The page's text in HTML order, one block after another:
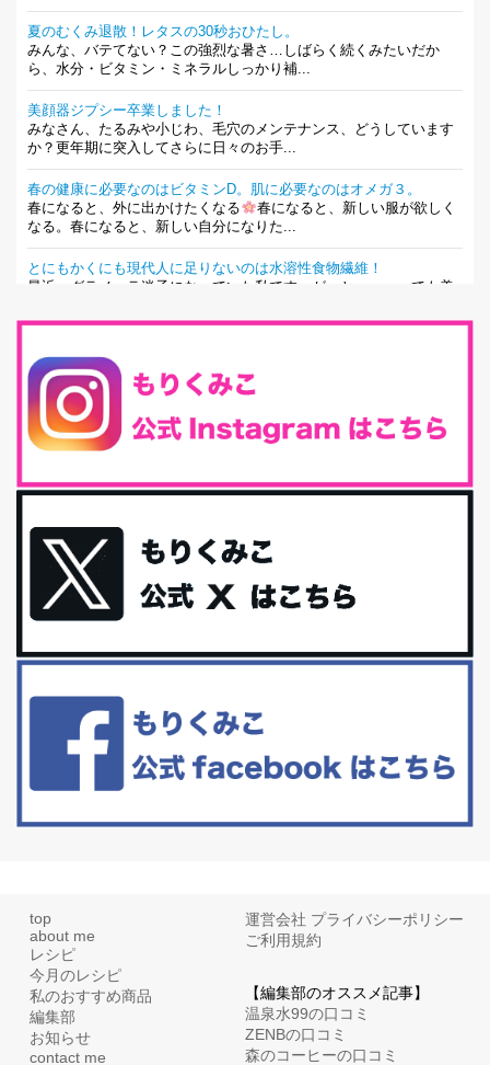
夏のむくみ退散！レタスの30秒おひたし。
みんな、バテてない？この強烈な暑さ…しばらく続くみたいだか
ら、水分・ビタミン・ミネラルしっかり補...
美顔器ジプシー卒業しました！
みなさん、たるみや小じわ、毛穴のメンテナンス、どうしています
か？更年期に突入してさらに日々のお手...
春の健康に必要なのはビタミンD。肌に必要なのはオメガ３。
春になると、外に出かけたくなる
春になると、新しい服が欲しく
なる。春になると、新しい自分になりた...
とにもかくにも現代人に足りないのは水溶性食物繊維！
最近、グラノーラ迷子になっていた私です。が、と〜〜〜っても美
腸内環境を整えることは、健康維持の中でいっちばん大事！だと私
は思っています。 ヒトの免...
iHerb特大セール終了間近！みんな何買う？
最近お風呂上がりの炭酸水をシリカシリカにしているんだけど確か
今回は、最近毎回定期的に購入している「楽天ふるさと納税」の返
礼品トップ５を紹介します。今までいろ...
更年期を穏やかに乗りきるために今できる５つのこと。
アラフィフからの体と心の整え方。 私も気づけばアラフィフ、これ
といった更年期症状はまだ...
白髪・美容・免疫力、現代人に足りないのは海藻！
リーブオイルorごま油をたらす。&n...
top
about me
レシピ
今月のレシピ
私のおすすめ商品
編集部
お知らせ
contact me
運営会社 プライバシーポリシー
ご利用規約
【編集部のオススメ記事】
温泉水99の口コミ
ZENBの口コミ
森のコーヒーの口コミ